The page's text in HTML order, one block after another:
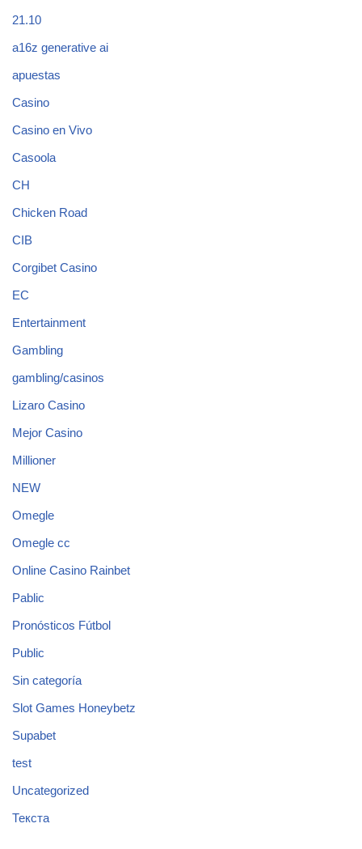
21.10
a16z generative ai
apuestas
Casino
Casino en Vivo
Casoola
CH
Chicken Road
CIB
Corgibet Casino
EC
Entertainment
Gambling
gambling/casinos
Lizaro Casino
Mejor Casino
Millioner
NEW
Omegle
Omegle cc
Online Casino Rainbet
Pablic
Pronósticos Fútbol
Public
Sin categoría
Slot Games Honeybetz
Supabet
test
Uncategorized
Текста